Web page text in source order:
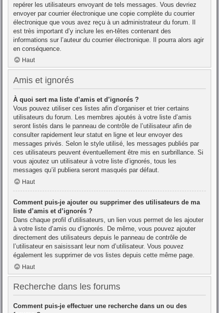
repérer les utilisateurs envoyant de tels messages. Vous devriez
envoyer par courrier électronique une copie complète du courrier
électronique que vous avez reçu à un administrateur du forum. Il
est très important d’y inclure les en-têtes contenant des
informations sur l’auteur du courrier électronique. Il pourra alors agir
en conséquence.
Haut
Amis et ignorés
À quoi sert ma liste d’amis et d’ignorés ?
Vous pouvez utiliser ces listes afin d’organiser et trier certains
utilisateurs du forum. Les membres ajoutés à votre liste d’amis
seront listés dans le panneau de contrôle de l’utilisateur afin de
consulter rapidement leur statut en ligne et leur envoyer des
messages privés. Selon le style utilisé, les messages publiés par
ces utilisateurs peuvent éventuellement être mis en surbrillance. Si
vous ajoutez un utilisateur à votre liste d’ignorés, tous les
messages qu’il publiera seront masqués par défaut.
Haut
Comment puis-je ajouter ou supprimer des utilisateurs de ma
liste d’amis et d’ignorés ?
Dans chaque profil d’utilisateurs, un lien vous permet de les ajouter
à votre liste d’amis ou d’ignorés. De même, vous pouvez ajouter
directement des utilisateurs depuis le panneau de contrôle de
l’utilisateur en saisissant leur nom d’utilisateur. Vous pouvez
également les supprimer de vos listes depuis cette même page.
Haut
Recherche dans les forums
Comment puis-je effectuer une recherche dans un ou des